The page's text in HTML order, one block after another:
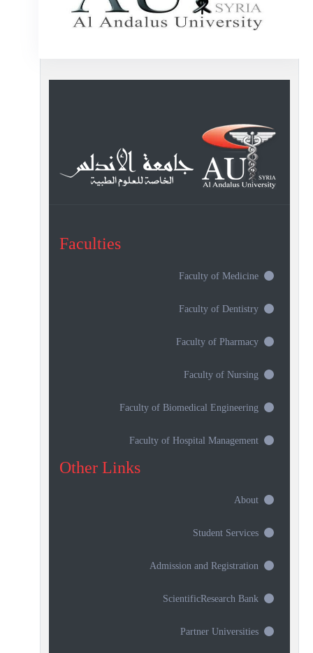
Faculties
Faculty of Medicine
Faculty of Dentistry
Faculty of Pharmacy
Faculty of Nursing
Faculty of Biomedical Engineering
Faculty of Hospital Management
Other Links
About
Student Services
Admission and Registration
ScientificResearch Bank
Partner Universities